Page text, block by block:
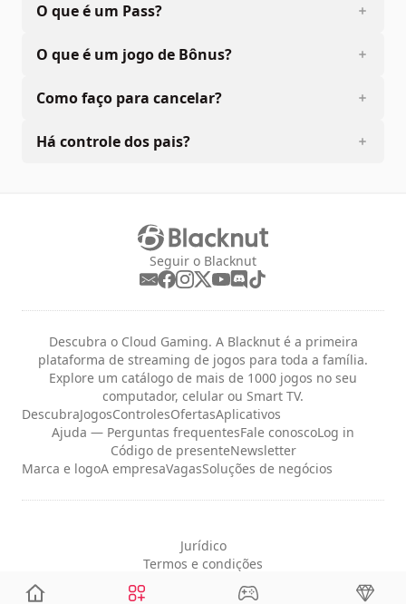
O que é um Pass?
O que é um jogo de Bônus?
Como faço para cancelar?
Há controle dos pais?
Seguir o Blacknut
Descubra o Cloud Gaming. A Blacknut é a primeira
plataforma de streaming de jogos para toda a família.
Explore um catálogo de mais de 1000 jogos no seu
computador, celular ou Smart TV.
DescubraJogosControlesOfertasAplicativos
Ajuda — Perguntas frequentesFale conoscoLog in
Código de presenteNewsletter
Marca e logoA empresaVagasSoluções de negócios
Jurídico
Termos e condições
Configurações de cookies